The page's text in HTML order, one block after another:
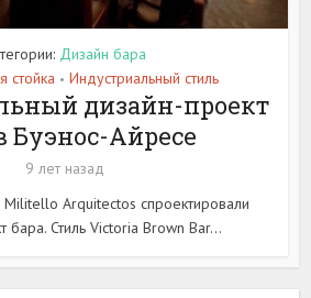
Дизайн бара
стойка • Индустриальный стиль
дизайн-проект
Буэнос-Айресе
9 лет назад
Arquitectos спроектировали
бара. Стиль Victoria Brown Bar...